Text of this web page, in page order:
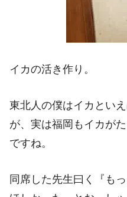
イカの活き作り。
東北人の僕はイカとい
が、実は福岡もイカが
ですね。
同席した先生曰く『も